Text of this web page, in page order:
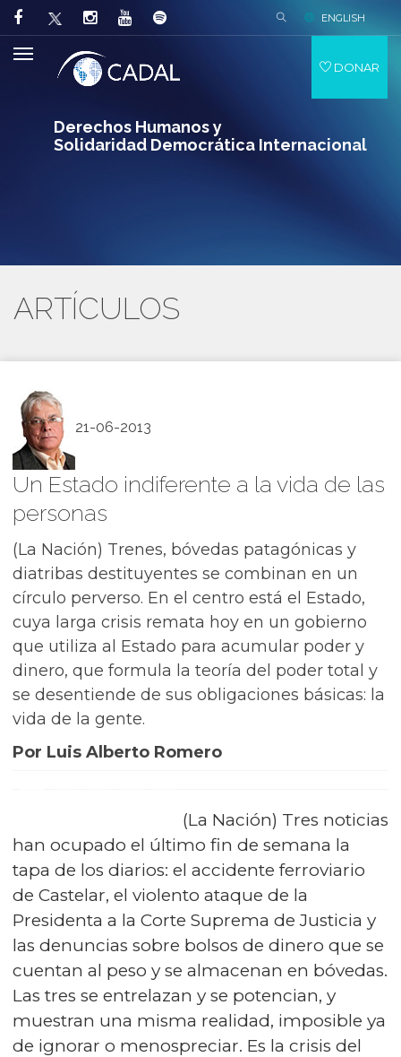
Derechos Humanos y
Solidaridad Democrática Internacional
ENGLISH
DONAR
ARTÍCULOS
21-06-2013
Un Estado indiferente a la vida de las
personas
(La Nación) Trenes, bóvedas patagónicas y
diatribas destituyentes se combinan en un
círculo perverso. En el centro está el Estado,
cuya larga crisis remata hoy en un gobierno
que utiliza al Estado para acumular poder y
dinero, que formula la teoría del poder total y
se desentiende de sus obligaciones básicas: la
vida de la gente.
Por Luis Alberto Romero
(La Nación) Tres noticias
han ocupado el último fin de semana la
tapa de los diarios: el accidente ferroviario
de Castelar, el violento ataque de la
Presidenta a la Corte Suprema de Justicia y
las denuncias sobre bolsos de dinero que se
cuentan al peso y se almacenan en bóvedas.
Las tres se entrelazan y se potencian, y
muestran una misma realidad, imposible ya
de ignorar o menospreciar. Es la crisis del